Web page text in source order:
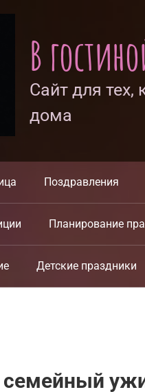
В
Сайт для тех,
дома
Поздравления
Планирование
Детские праздники
семейный